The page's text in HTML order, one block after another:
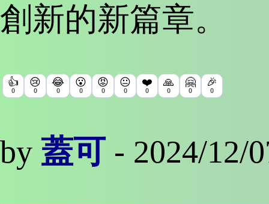
創新的新篇章。
👍
0
😢
0
😂
0
😮
0
😡
0
😐
0
❤️
0
🙏
0
🤗
0
🎉
0
by 蓋可- 2024/12/